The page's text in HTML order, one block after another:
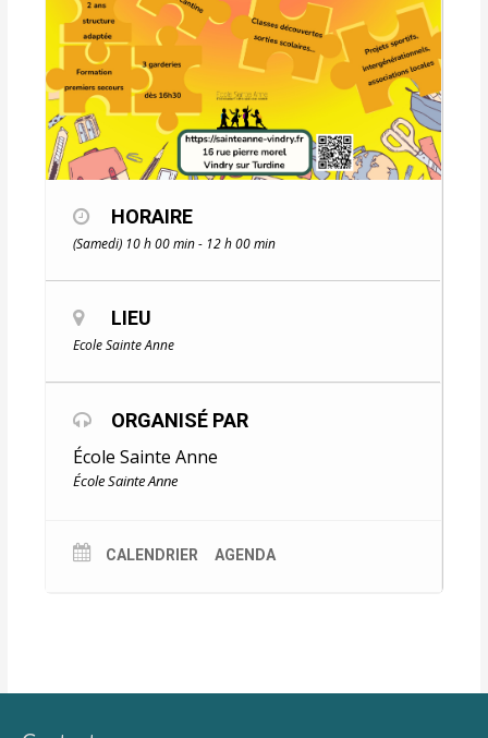
HORAIRE
(Samedi) 10 h 00 min - 12 h 00 min
LIEU
Ecole Sainte Anne
ORGANISÉ PAR
École Sainte Anne
École Sainte Anne
CALENDRIER AGENDA